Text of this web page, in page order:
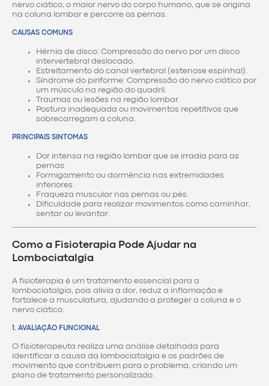
nervo ciático, o maior nervo do corpo humano, que se origina
na coluna lombar e percorre as pernas.
CAUSAS COMUNS
Hérnia de disco: Compressão do nervo por um disco
intervertebral deslocado.
Estreitamento do canal vertebral (estenose espinhal).
Síndrome do piriforme: Compressão do nervo ciático por
um músculo na região do quadril.
Traumas ou lesões na região lombar.
Postura inadequada ou movimentos repetitivos que
sobrecarregam a coluna.
PRINCIPAIS SINTOMAS
Dor intensa na região lombar que se irradia para as
pernas.
Formigamento ou dormência nas extremidades
inferiores.
Fraqueza muscular nas pernas ou pés.
Dificuldade para realizar movimentos como caminhar,
sentar ou levantar.
Como a Fisioterapia Pode Ajudar na
Lombociatalgia
A fisioterapia é um tratamento essencial para a
lombociatalgia, pois alivia a dor, reduz a inflamação e
fortalece a musculatura, ajudando a proteger a coluna e o
nervo ciático.
1. AVALIAÇÃO FUNCIONAL
O fisioterapeuta realiza uma análise detalhada para
identificar a causa da lombociatalgia e os padrões de
movimento que contribuem para o problema, criando um
plano de tratamento personalizado.